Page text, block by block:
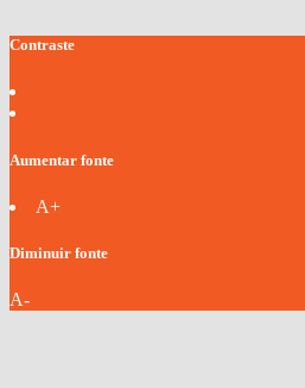
Contraste
Aumentar fonte
A+
Diminuir fonte
A-